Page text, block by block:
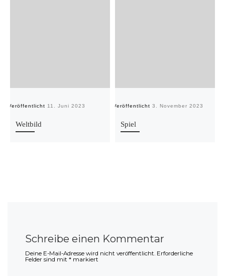
Veröffentlicht 11. Juni 2023
Weltbild
Veröffentlicht 3. November 2023
Spiel
Schreibe einen Kommentar
Deine E-Mail-Adresse wird nicht veröffentlicht. Erforderliche
Felder sind mit* markiert